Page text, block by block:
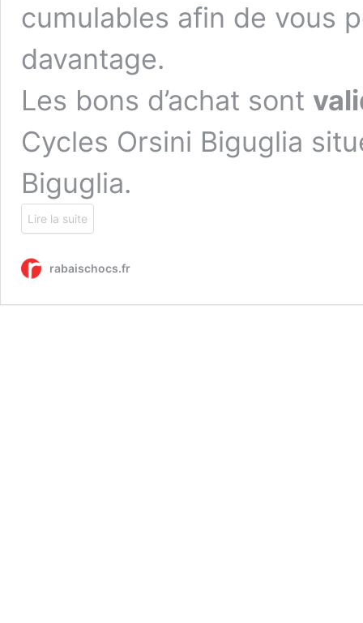
cumulables afin de vous
davantage.
Les bons d’achat sont
Cycles Orsini Biguglia
Biguglia.
Lire la suite
rabaischocs.fr